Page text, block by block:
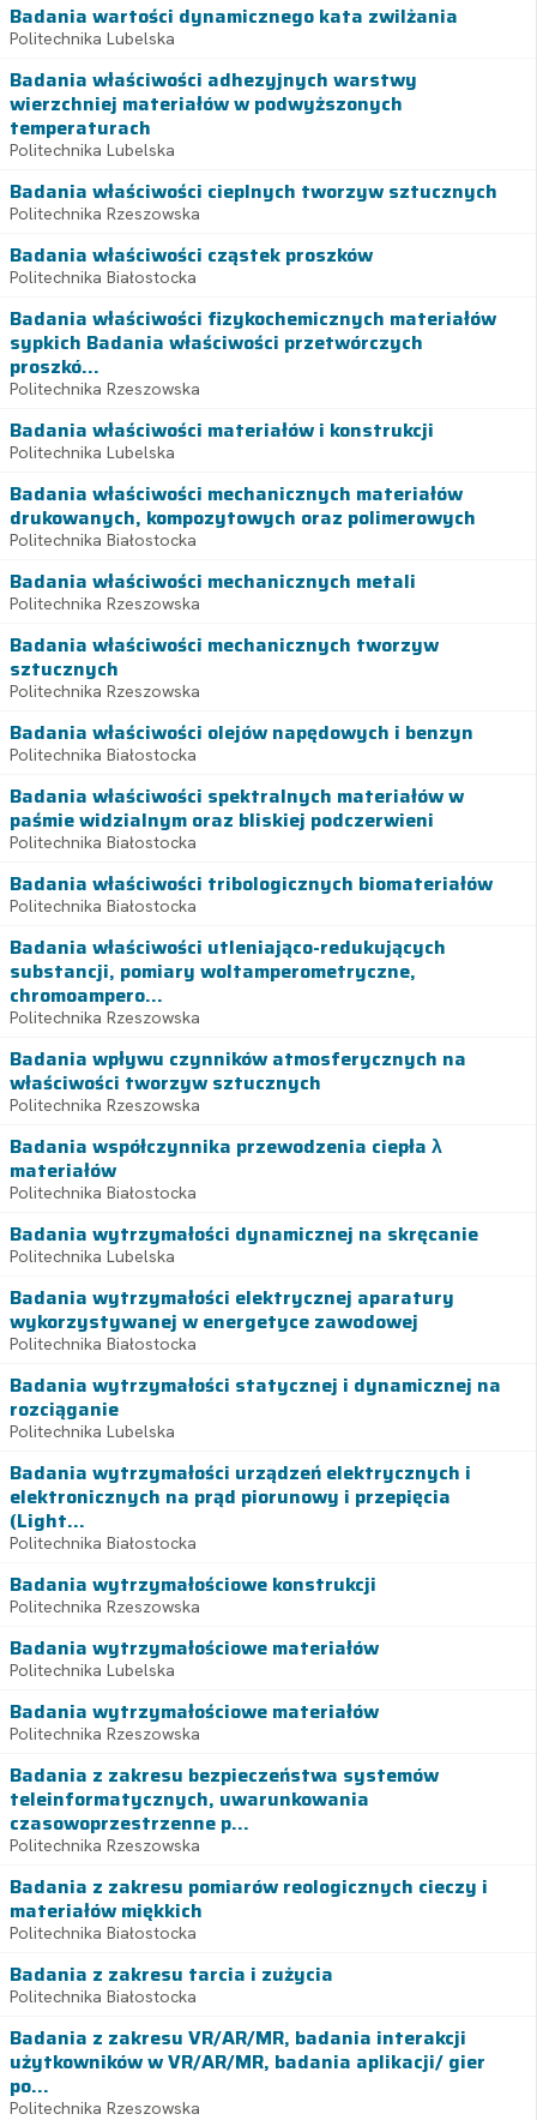
Badania wartości dynamicznego kata zwilżania
Politechnika Lubelska
Badania właściwości adhezyjnych warstwy
wierzchniej materiałów w podwyższonych
temperaturach
Politechnika Lubelska
Badania właściwości cieplnych tworzyw sztucznych
Politechnika Rzeszowska
Badania właściwości cząstek proszków
Politechnika Białostocka
Badania właściwości fizykochemicznych materiałów
sypkich Badania właściwości przetwórczych
proszkó...
Politechnika Rzeszowska
Badania właściwości materiałów i konstrukcji
Politechnika Lubelska
Badania właściwości mechanicznych materiałów
drukowanych, kompozytowych oraz polimerowych
Politechnika Białostocka
Badania właściwości mechanicznych metali
Politechnika Rzeszowska
Badania właściwości mechanicznych tworzyw
sztucznych
Politechnika Rzeszowska
Badania właściwości olejów napędowych i benzyn
Politechnika Białostocka
Badania właściwości spektralnych materiałów w
paśmie widzialnym oraz bliskiej podczerwieni
Politechnika Białostocka
Badania właściwości tribologicznych biomateriałów
Politechnika Białostocka
Badania właściwości utleniająco-redukujących
substancji, pomiary woltamperometryczne,
chromoampero...
Politechnika Rzeszowska
Badania wpływu czynników atmosferycznych na
właściwości tworzyw sztucznych
Politechnika Rzeszowska
Badania współczynnika przewodzenia ciepła λ
materiałów
Politechnika Białostocka
Badania wytrzymałości dynamicznej na skręcanie
Politechnika Lubelska
Badania wytrzymałości elektrycznej aparatury
wykorzystywanej w energetyce zawodowej
Politechnika Białostocka
Badania wytrzymałości statycznej i dynamicznej na
rozciąganie
Politechnika Lubelska
Badania wytrzymałości urządzeń elektrycznych i
elektronicznych na prąd piorunowy i przepięcia
(Light...
Politechnika Białostocka
Badania wytrzymałościowe konstrukcji
Politechnika Rzeszowska
Badania wytrzymałościowe materiałów
Politechnika Lubelska
Badania wytrzymałościowe materiałów
Politechnika Rzeszowska
Badania z zakresu bezpieczeństwa systemów
teleinformatycznych, uwarunkowania
czasowoprzestrzenne p...
Politechnika Rzeszowska
Badania z zakresu pomiarów reologicznych cieczy i
materiałów miękkich
Politechnika Białostocka
Badania z zakresu tarcia i zużycia
Politechnika Białostocka
Badania z zakresu VR/AR/MR, badania interakcji
użytkowników w VR/AR/MR, badania aplikacji/ gier
po...
Politechnika Rzeszowska